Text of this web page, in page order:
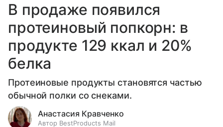
В продаже появился
протеиновый попкорн: в
продукте 129 ккал и 20%
белка
Протеиновые продукты становятся частью
обычной полки со снеками.
Анастасия Кравченко
Автор BestProducts Mail